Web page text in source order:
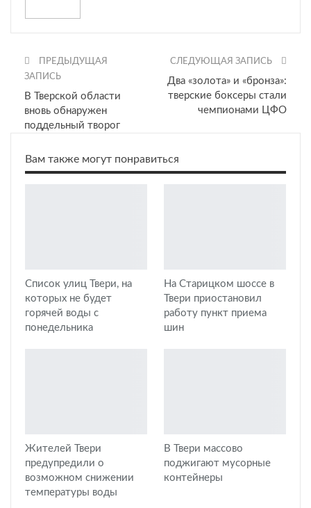
ПРЕДЫДУЩАЯ
ЗАПИСЬ
В Тверской области
вновь обнаружен
поддельный творог
СЛЕДУЮЩАЯ ЗАПИСЬ
Два «золота» и «бронза»:
тверские боксеры стали
чемпионами ЦФО
Вам также могут понравиться
Список улиц Твери, на
которых не будет
горячей воды с
понедельника
На Старицком шоссе в
Твери приостановил
работу пункт приема
шин
Жителей Твери
предупредили о
возможном снижении
температуры воды
В Твери массово
поджигают мусорные
контейнеры